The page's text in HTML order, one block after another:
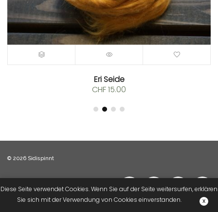
Diese Seite verwendet Cookies. Wenn Sie auf der Seite weitersurfen, erklären
Sie sich mit der Verwendung von Cookies einverstanden.
Eri Seide
CHF15.00
© 2026 Sidispinnt